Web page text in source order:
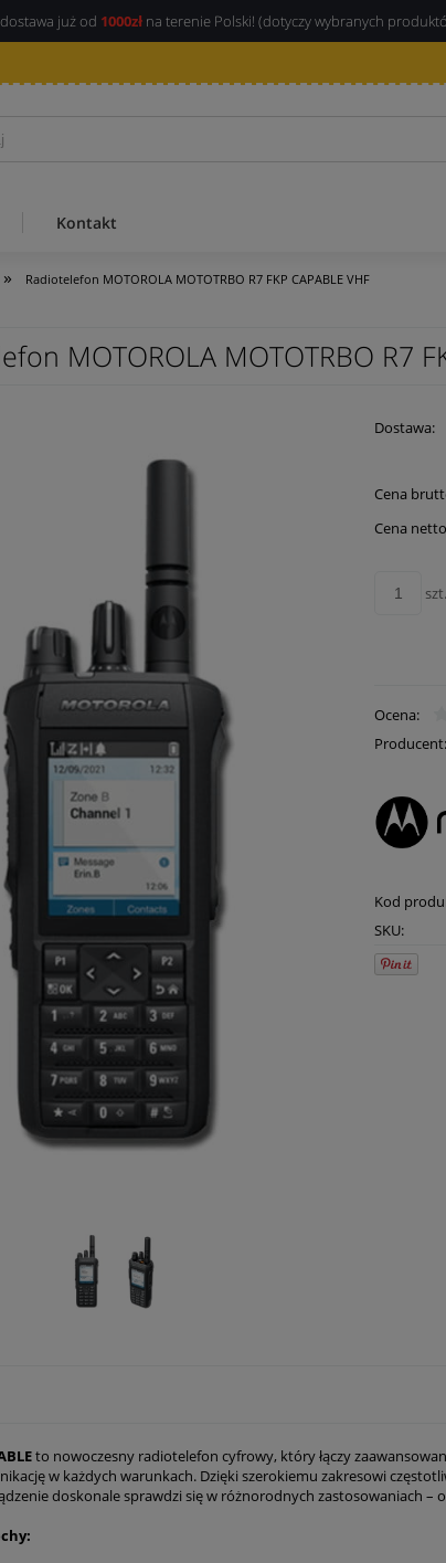
już od 1000zł na terenie Polski! (dotyczy wybranych
Kontakt
» Radiotelefon MOTOROLA MOTOTRBO R7 FKP CAPABLE VHF
MOTOROLA MOTOTRBO R7
Dostawa:
Cena
Cena
szt.
Ocena:
Producent:
Kod
SKU:
to nowoczesny radiotelefon cyfrowy, który łączy
w każdych warunkach. Dzięki szerokiemu zakresowi
doskonale sprawdzi się w różnorodnych zastosowaniach –